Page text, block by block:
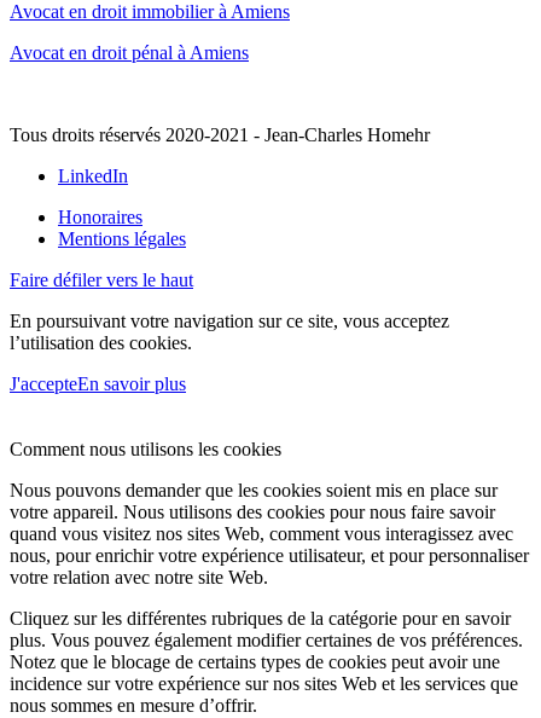
Avocat en droit immobilier à Amiens
Avocat en droit pénal à Amiens
Tous droits réservés 2020-2021 - Jean-Charles Homehr
LinkedIn
Honoraires
Mentions légales
Faire défiler vers le haut
En poursuivant votre navigation sur ce site, vous acceptez
l’utilisation des cookies.
J'accepteEn savoir plus
Comment nous utilisons les cookies
Nous pouvons demander que les cookies soient mis en place sur
votre appareil. Nous utilisons des cookies pour nous faire savoir
quand vous visitez nos sites Web, comment vous interagissez avec
nous, pour enrichir votre expérience utilisateur, et pour personnaliser
votre relation avec notre site Web.
Cliquez sur les différentes rubriques de la catégorie pour en savoir
plus. Vous pouvez également modifier certaines de vos préférences.
Notez que le blocage de certains types de cookies peut avoir une
incidence sur votre expérience sur nos sites Web et les services que
nous sommes en mesure d’offrir.